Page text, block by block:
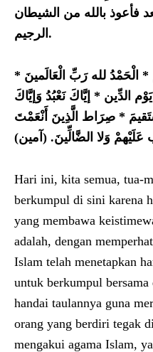
فأعوذ بالله من الشيطان
الرجيم.
الْحَمْدُ لله رَبِّ الْعَالَمينَ *
الدِّين * إيَّاكَ نَعْبُدُ وَإيَّاكَ
* صِرَاط الَّذِينَ أَنْعَمْتَ
وَلا الضَّالِّينَ. (آمين)
Hari ini, kita semua, tua-
berkumpul di sini karena
yang membawa
adalah, dengan
Islam telah menetapkan
untuk berkumpul bersama
handai taulannya guna
orang yang berdiri tegak
mengakui agama Islam,